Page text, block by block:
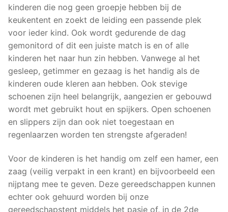
kinderen die nog geen groepje hebben bij de
keukentent en zoekt de leiding een passende plek
voor ieder kind. Ook wordt gedurende de dag
gemonitord of dit een juiste match is en of alle
kinderen het naar hun zin hebben. Vanwege al het
gesleep, getimmer en gezaag is het handig als de
kinderen oude kleren aan hebben. Ook stevige
schoenen zijn heel belangrijk, aangezien er gebouwd
wordt met gebruikt hout en spijkers. Open schoenen
en slippers zijn dan ook niet toegestaan en
regenlaarzen worden ten strengste afgeraden!
Voor de kinderen is het handig om zelf een hamer, een
zaag (veilig verpakt in een krant) en bijvoorbeeld een
nijptang mee te geven. Deze gereedschappen kunnen
echter ook gehuurd worden bij onze
gereedschapstent middels het pasje of, in de 2de